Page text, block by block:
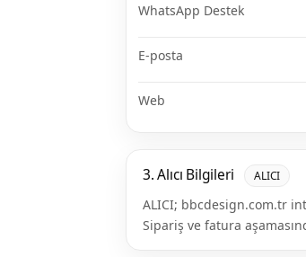
WhatsApp Destek
E-posta
Web
3. Alıcı Bilgileri ALICI
ALICI; bbcdesign.com.tr
Sipariş ve fatura